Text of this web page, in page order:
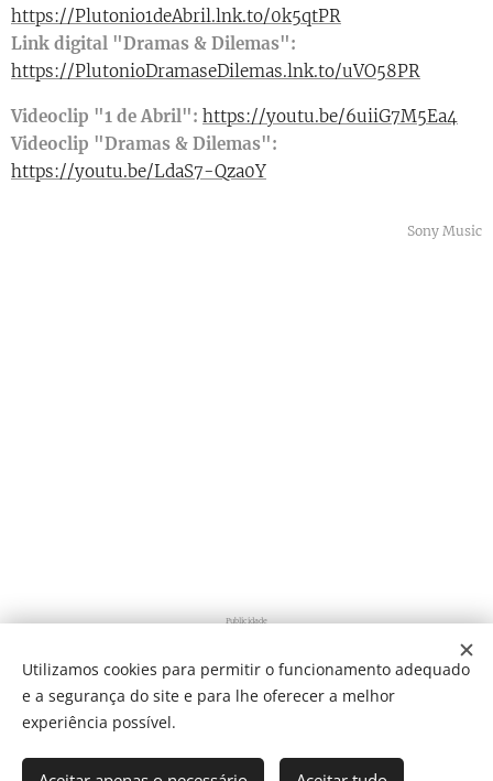
https://Plutonio1deAbril.lnk.to/0k5qtPR
Link digital "Dramas & Dilemas":
https://PlutonioDramaseDilemas.lnk.to/uVO58PR
Videoclip "1 de Abril": https://youtu.be/6uiiG7M5Ea4
Videoclip "Dramas & Dilemas":
https://youtu.be/LdaS7-Qza0Y
Sony Music
Publicidade
Share
Utilizamos cookies para permitir o funcionamento adequado
e a segurança do site e para lhe oferecer a melhor
experiência possível.